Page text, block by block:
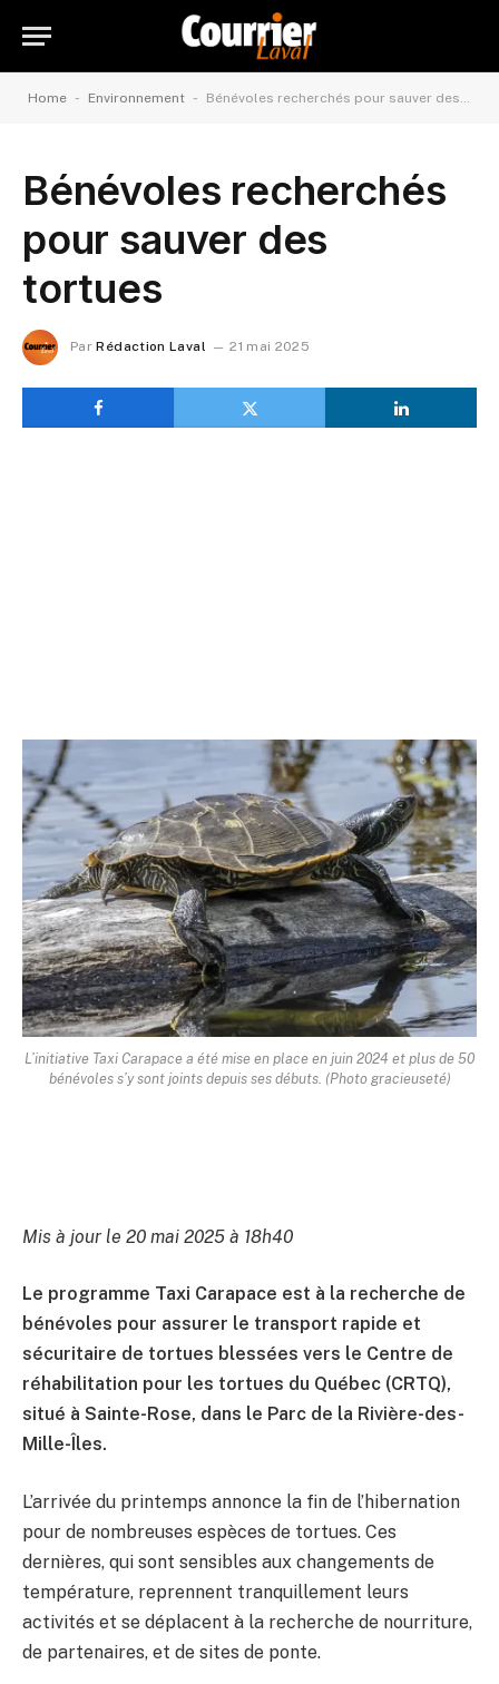
Home - Environnement - Bénévoles recherchés pour sauver des tortues
Bénévoles recherchés
pour sauver des
tortues
Par Rédaction Laval 21 mai 2025
L’initiative Taxi Carapace a été mise en place en juin 2024 et plus de 50
bénévoles s’y sont joints depuis ses débuts. (Photo gracieuseté)
Mis à jour le 20 mai 2025 à 18h40
Le programme Taxi Carapace est à la recherche de
bénévoles pour assurer le transport rapide et
sécuritaire de tortues blessées vers le Centre de
réhabilitation pour les tortues du Québec (CRTQ),
situé à Sainte-Rose, dans le Parc de la Rivière-des-
Mille-Îles.
L’arrivée du printemps annonce la fin de l’hibernation
pour de nombreuses espèces de tortues. Ces
dernières, qui sont sensibles aux changements de
température, reprennent tranquillement leurs
activités et se déplacent à la recherche de nourriture,
de partenaires, et de sites de ponte.